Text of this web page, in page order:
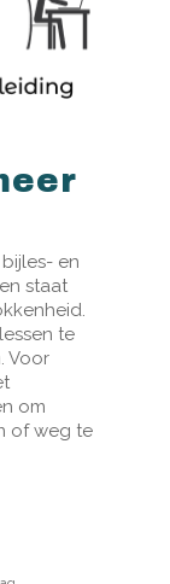
en
staat
te
Voor
om
of weg te